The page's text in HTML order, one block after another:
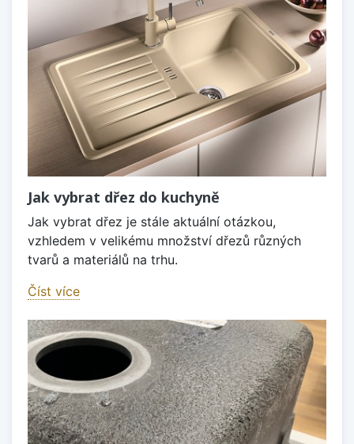
Jak vybrat dřez do kuchyně
Jak vybrat dřez je stále aktuální otázkou,
vzhledem v velikému množství dřezů různých
tvarů a materiálů na trhu.
Číst více